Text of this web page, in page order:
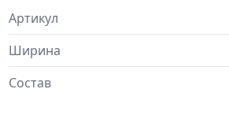
Артикул
Ширина
Состав